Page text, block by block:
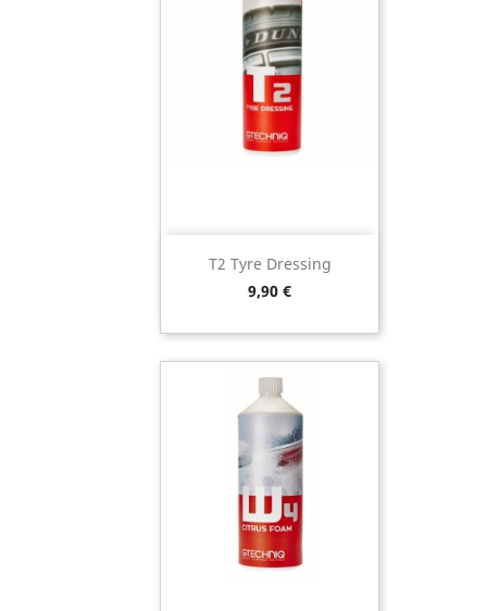
T2 Tyre Dressing
Preço
9,90 €